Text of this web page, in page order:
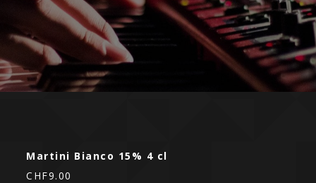
Martini Bianco 15% 4 cl
CHF9.00